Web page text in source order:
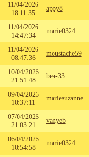
11/04/2026
18:11:35
appy8
11/04/2026
14:47:34
marie0324
11/04/2026
08:47:36
moustache59
10/04/2026
21:51:48
bea-33
09/04/2026
10:37:11
mariesuzanne
07/04/2026
21:03:21
vanyeb
06/04/2026
10:54:58
marie0324